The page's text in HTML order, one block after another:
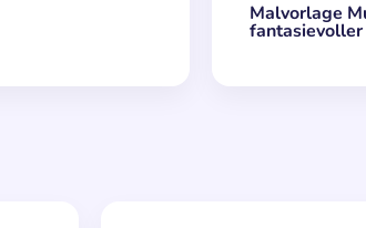
Malvorlage